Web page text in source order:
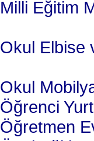
Milli Eğitim
Okul Elbise
Okul
Öğrenci
Öğretmen